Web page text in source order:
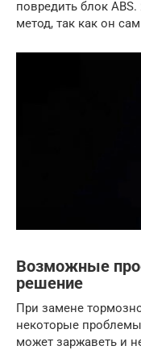
повредить блок
метод, так как он
Возможные
решение
При замене
некоторые
может заржаветь и